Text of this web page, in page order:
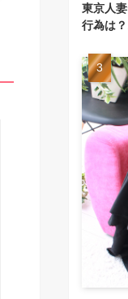
東京人
行為は